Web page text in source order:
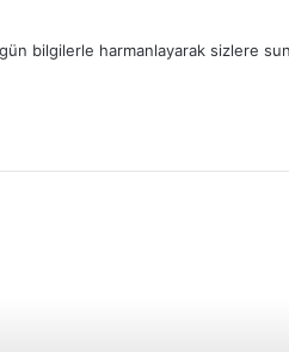
bilgilerle harmanlayarak sizlere